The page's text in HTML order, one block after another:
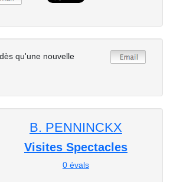
qu'une nouvelle
B. PENNINCKX
Visites Spectacles
0évals